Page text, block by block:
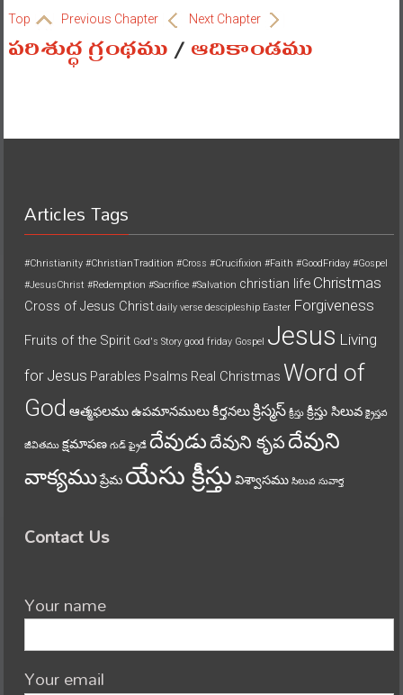
Top Previous Chapter Next Chapter
పరిశుద్ధ గ్రంథము/ఆదికాండము
Articles Tags
#Christianity #ChristianTradition #Cross #Crucifixion #Faith #GoodFriday #Gospel
#JesusChrist #Redemption #Sacrifice #Salvation christian life Christmas
Cross of Jesus Christ daily verse descipleship Easter Forgiveness
Fruits of the Spirit God's Story good friday Gospel Jesus Living
for Jesus Parables Psalms Real Christmas Word of
God ఆత్మఫలముఉపమానములుకీర్తనలుక్రిస్మస్ క్రీస్తు క్రీస్తు సిలువ క్రైస్తవ
జీవితము క్షమాపణ గుడ్ ఫ్రైడే దేవుడుదేవుని కృపదేవుని
వాక్యముప్రేమ యేసు క్రీస్తు విశ్వాసము సిలువ సువార్త
Contact Us
Your name
Your email